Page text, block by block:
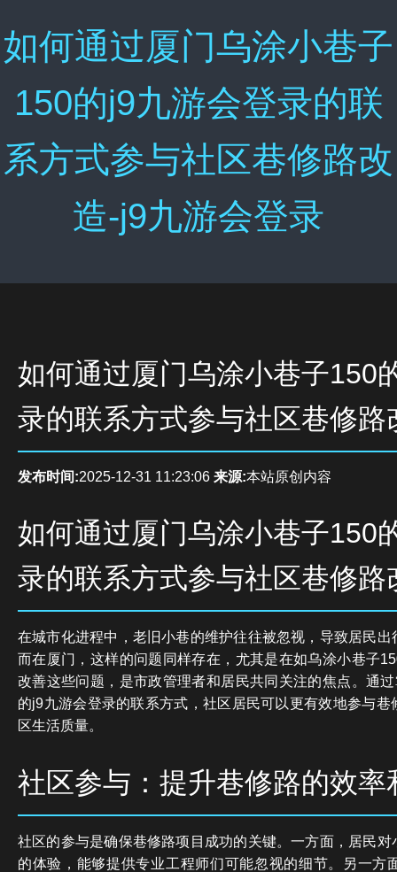
如何通过厦门乌涂小巷子
150的j9九游会登录的联
系方式参与社区巷修路改
造-j9九游会登录
如何通过厦门乌涂小巷子150
录的联系方式参与社区巷修路
发布时间:2025-12-31 11:23:06 来源:本站原创内容
如何通过厦门乌涂小巷子150
录的联系方式参与社区巷修路
在城市化进程中，老旧小巷的维护往往被忽视，导致居民
而在厦门，这样的问题同样存在，尤其是在如乌涂小巷子
改善这些问题，是市政管理者和居民共同关注的焦点。通
的j9九游会登录的联系方式，社区居民可以更有效地参与巷
区生活质量。
社区参与：提升巷修路的效率
社区的参与是确保巷修路项目成功的关键。一方面，居民
的体验，能够提供专业工程师们可能忽视的细节。另一方